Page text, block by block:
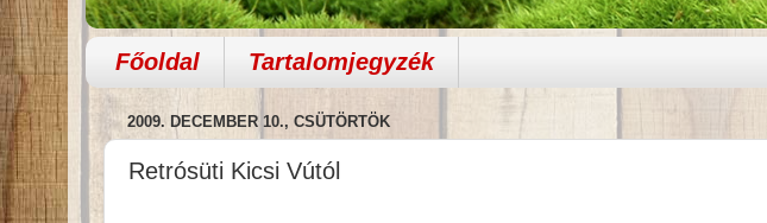
Főoldal Tartalomjegyzék
2009. DECEMBER 10., CSÜTÖRTÖK
Retrósüti Kicsi Vútól